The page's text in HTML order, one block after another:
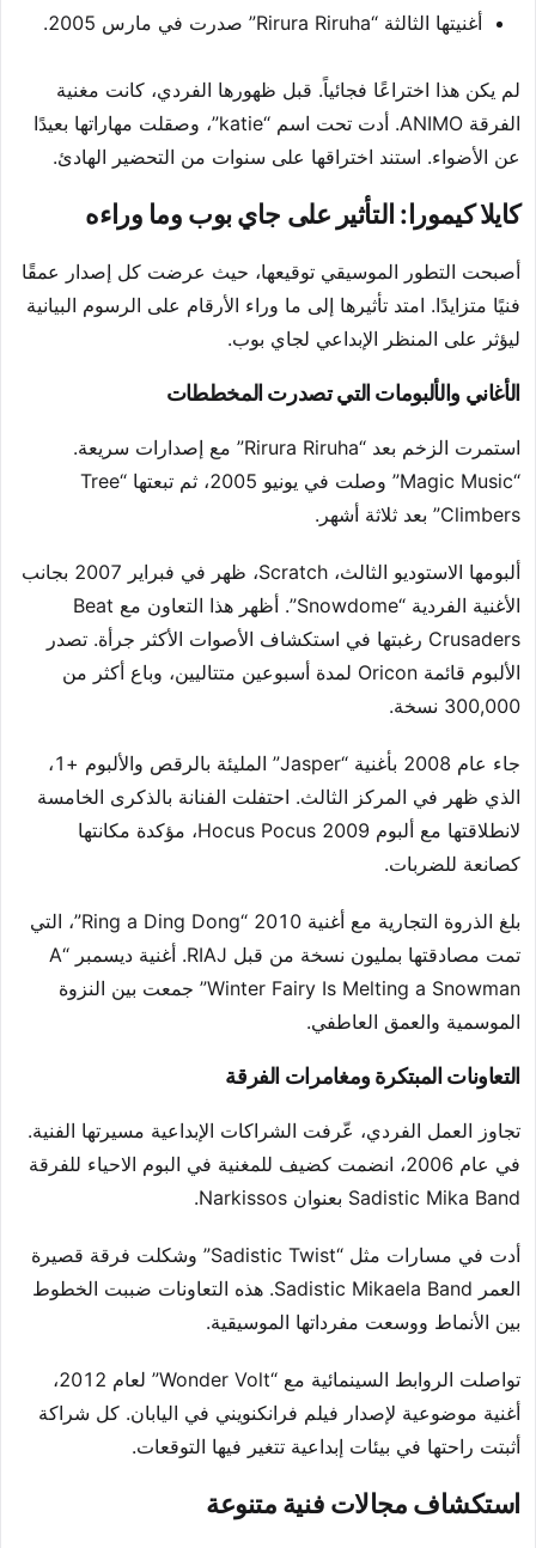
أغنيتها الثالثة “Rirura Riruha” صدرت في مارس 2005.
لم يكن هذا اختراعًا فجائياً. قبل ظهورها الفردي، كانت مغنية
الفرقة ANIMO. أدت تحت اسم “katie”، وصقلت مهاراتها بعيدًا
عن الأضواء. استند اختراقها على سنوات من التحضير الهادئ.
كايلا كيمورا: التأثير على جاي بوب وما وراءه
أصبحت التطور الموسيقي توقيعها، حيث عرضت كل إصدار عمقًا
فنيًا متزايدًا. امتد تأثيرها إلى ما وراء الأرقام على الرسوم البيانية
ليؤثر على المنظر الإبداعي لجاي بوب.
الأغاني والألبومات التي تصدرت المخططات
استمرت الزخم بعد “Rirura Riruha” مع إصدارات سريعة.
“Magic Music” وصلت في يونيو 2005، ثم تبعتها “Tree
Climbers” بعد ثلاثة أشهر.
ألبومها الاستوديو الثالث، Scratch، ظهر في فبراير 2007 بجانب
الأغنية الفردية “Snowdome”. أظهر هذا التعاون مع Beat
Crusaders رغبتها في استكشاف الأصوات الأكثر جرأة. تصدر
الألبوم قائمة Oricon لمدة أسبوعين متتاليين، وباع أكثر من
300,000 نسخة.
جاء عام 2008 بأغنية “Jasper” المليئة بالرقص والألبوم +1،
الذي ظهر في المركز الثالث. احتفلت الفنانة بالذكرى الخامسة
لانطلاقتها مع ألبوم 2009 Hocus Pocus، مؤكدة مكانتها
كصانعة للضربات.
بلغ الذروة التجارية مع أغنية 2010 “Ring a Ding Dong”، التي
تمت مصادقتها بمليون نسخة من قبل RIAJ. أغنية ديسمبر “A
Winter Fairy Is Melting a Snowman” جمعت بين النزوة
الموسمية والعمق العاطفي.
التعاونات المبتكرة ومغامرات الفرقة
تجاوز العمل الفردي، عّرفت الشراكات الإبداعية مسيرتها الفنية.
في عام 2006، انضمت كضيف للمغنية في البوم الاحياء للفرقة
Sadistic Mika Band بعنوان Narkissos.
أدت في مسارات مثل “Sadistic Twist” وشكلت فرقة قصيرة
العمر Sadistic Mikaela Band. هذه التعاونات ضببت الخطوط
بين الأنماط ووسعت مفرداتها الموسيقية.
تواصلت الروابط السينمائية مع “Wonder Volt” لعام 2012،
أغنية موضوعية لإصدار فيلم فرانكنويني في اليابان. كل شراكة
أثبتت راحتها في بيئات إبداعية تتغير فيها التوقعات.
استكشاف مجالات فنية متنوعة